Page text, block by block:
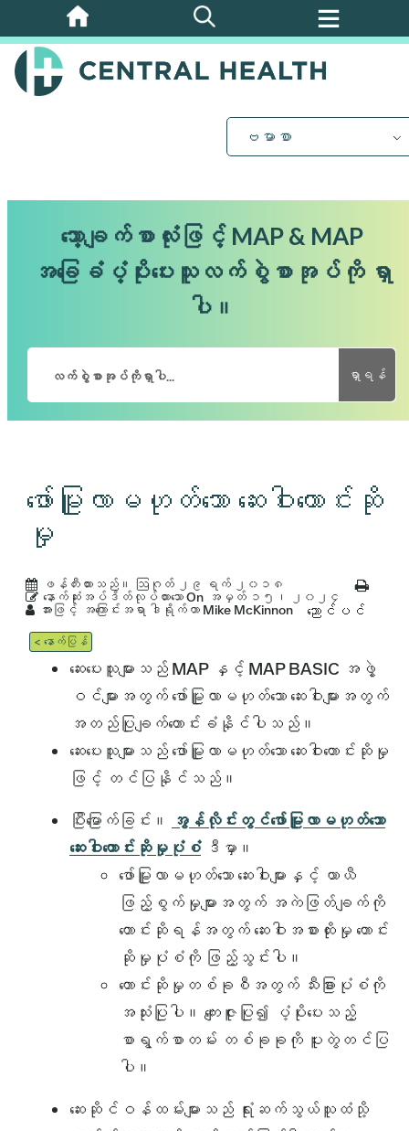
အဓိက
အကြောင်းအရာ
သို့
ဗမာစာ
သော့ချက်စာလုံးဖြင့် MAP & MAP
အခြေခံပံ့ပိုးပေးသူလက်စွဲစာအုပ်ကို ရှာ
ပါ။
ရှာရန်
ဖော်မြူလာမဟုတ်သော ဆေးဝါးတောင်းဆို
မှု
ဖန်တီးထားသည်။ ဩဂုတ် ၂၉ ရက် ၂၀၁၈
နောက်ဆုံးအပ်ဒိတ်လုပ်ထားသော On အမှတ် ၁၅၊ ၂၀၂၄
အားဖြင့် အကြောင်းအရာ ဒါရိုက်တာ Mike McKinnon ညောင်ပင်
< နောက်ပြန်
ဆေးပေးသူများသည် MAP နှင့် MAP BASIC အဖွဲ့
ဝင်များအတွက် ဖော်မြူလာမဟုတ်သော ဆေးဝါးများအတွက်
အတည်ပြုချက်တောင်းခံနိုင်ပါသည်။
ဆေးပေးသူများသည် ဖော်မြူလာမဟုတ်သော ဆေးဝါးတောင်းဆိုမှု
ဖြင့် တင်ပြနိုင်သည်။
ပြီးမြောက်ခြင်း။
အွန်လိုင်းတွင်ဖော်မြူလာမဟုတ်သော
ဆေးဝါးတောင်းဆိုမှုပုံစံဒီမှာ။
ဖော်မြူလာမဟုတ်သော ဆေးဝါးများနှင့် ယာယီ
ဖြည့်စွက်မှုများအတွက် အကဲဖြတ်ချက်ကို
တောင်းဆိုရန်အတွက် ဆေးဝါးအစားထိုးမှု တောင်း
ဆိုမှုပုံစံကို ဖြည့်သွင်းပါ။
တောင်းဆိုမှုတစ်ခုစီအတွက် သီးခြားပုံစံကို
အသုံးပြုပါ။ ကျေးဇူးပြု၍ ပံ့ပိုးပေးသည့်
စာရွက်စာတမ်း တစ်ခုခုကို ပူးတွဲတင်ပြ
ပါ။
ဆေးဆိုင်ဝန်ထမ်းများသည် ရုံးဆက်သွယ်သူထံသို့